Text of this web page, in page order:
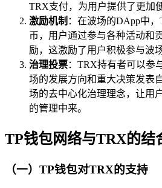
TRX支付，为用户提供了更加
激励机制 ：在波场的DApp中
币，用户通过参与各种活动和
励，这激励了用户积极参与波
治理投票：TRX持有者可以参
场的发展方向和重大决策发表
场的去中心化治理理念，让用
的管理中来。
TP钱包网络与TRX的结
（一）TP钱包对TRX的支持